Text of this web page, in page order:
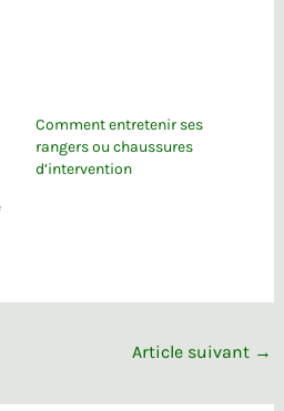
Comment entretenir ses
rangers ou chaussures
d’intervention
Article suivant →